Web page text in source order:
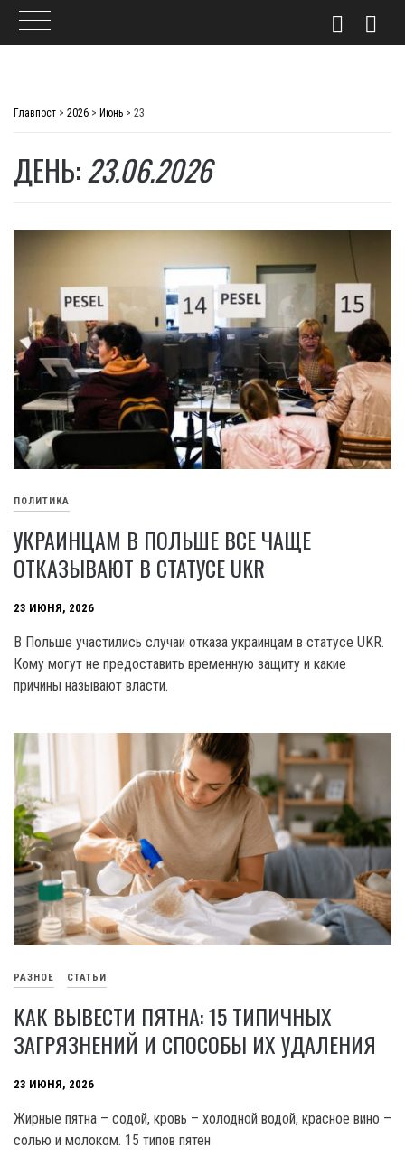
Главпост > 2026 > Июнь > 23
ДЕНЬ:23.06.2026
ПОЛИТИКА
УКРАИНЦАМ В ПОЛЬШЕ ВСЕ ЧАЩЕ
ОТКАЗЫВАЮТ В СТАТУСЕ UKR
23 ИЮНЯ, 2026
В Польше участились случаи отказа украинцам в статусе UKR.
Кому могут не предоставить временную защиту и какие
причины называют власти.
РАЗНОЕ СТАТЬИ
КАК ВЫВЕСТИ ПЯТНА: 15 ТИПИЧНЫХ
ЗАГРЯЗНЕНИЙ И СПОСОБЫ ИХ УДАЛЕНИЯ
23 ИЮНЯ, 2026
Жирные пятна – содой, кровь – холодной водой, красное вино –
солью и молоком. 15 типов пятен